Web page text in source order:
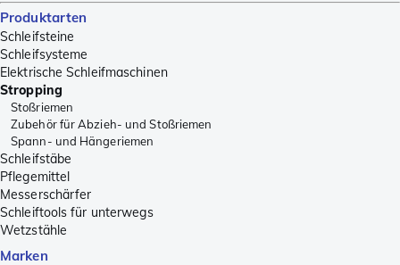
Produktarten
Schleifsteine
Schleifsysteme
Elektrische Schleifmaschinen
Stropping
Stoßriemen
Zubehör für Abzieh- und Stoßriemen
Spann- und Hängeriemen
Schleifstäbe
Pflegemittel
Messerschärfer
Schleiftools für unterwegs
Wetzstähle
Marken